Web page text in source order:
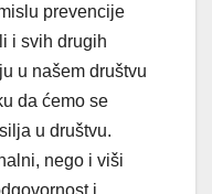
prevencije
i svih drugih
u našem društvu
da ćemo se
u društvu.
nego i viši